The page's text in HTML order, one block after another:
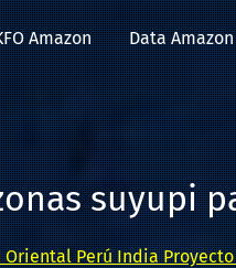
Amazon
Data Amazon
suyupi
Oriental Perú India